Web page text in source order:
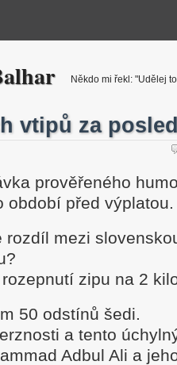
Někdo mi řekl: "Udělej
vtipů za
prověřeného
období před výplatou.
rozdíl mezi
zipu na 2
50 odstínů šedi.
a tento
Adbul Ali a